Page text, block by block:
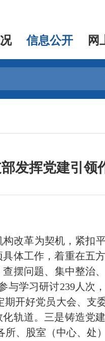
信息公开 网
发挥党建引领
革为契机，紧扣
体工作，着重在五
摆问题、集中整治
学习研讨239人次
开好党员大会、支
轨道。 三是铸造党
、股室（中心、处